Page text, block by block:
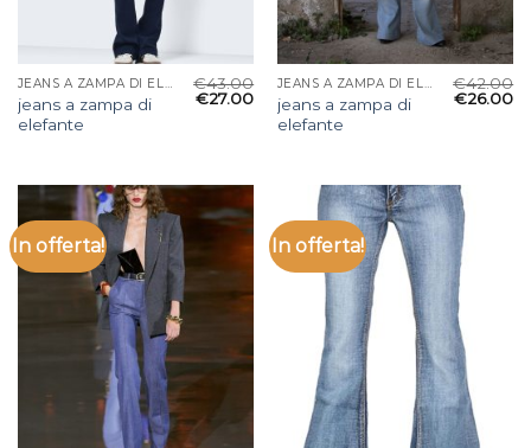
JEANS A ZAMPA DI ELEFANTE
jeans a zampa di
elefante
€43.00
€27.00
JEANS A ZAMPA DI ELEFANTE
jeans a zampa di
elefante
€42.00
€26.00
In offerta! In offerta!